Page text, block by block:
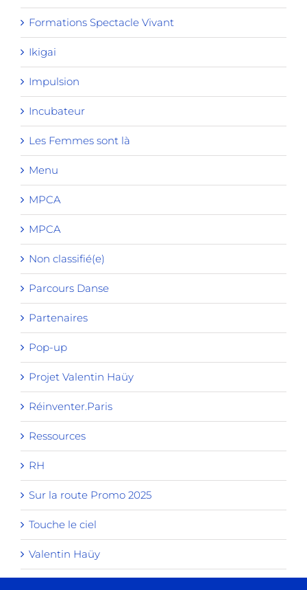
Formations Spectacle Vivant
Ikigai
Impulsion
Incubateur
Les Femmes sont là
Menu
MPCA
MPCA
Non classifié(e)
Parcours Danse
Partenaires
Pop-up
Projet Valentin Haüy
Réinventer.Paris
Ressources
RH
Sur la route Promo 2025
Touche le ciel
Valentin Haüy